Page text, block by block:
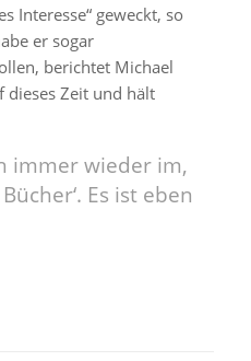
Interesse“ geweckt, so
er sogar
berichtet Michael
dieses Zeit und hält
immer wieder im,
Es ist eben